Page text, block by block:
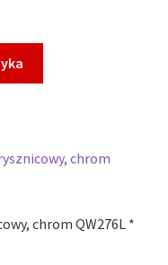
chrom QW276L *